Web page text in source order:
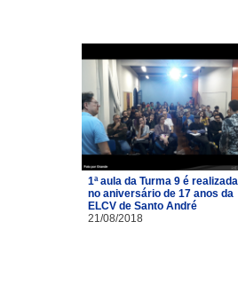
1ª aula da Turma 9 é realizada
no aniversário de 17 anos da
ELCV de Santo André
21/08/2018